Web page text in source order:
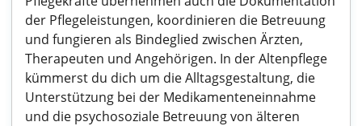
der Pflegeleistungen, koordinieren die Betreuung
und fungieren als Bindeglied zwischen Ärzten,
Therapeuten und Angehörigen. In der Altenpflege
kümmerst du dich um die Alltagsgestaltung, die
Unterstützung bei der Medikamenteneinnahme
und die psychosoziale Betreuung von älteren